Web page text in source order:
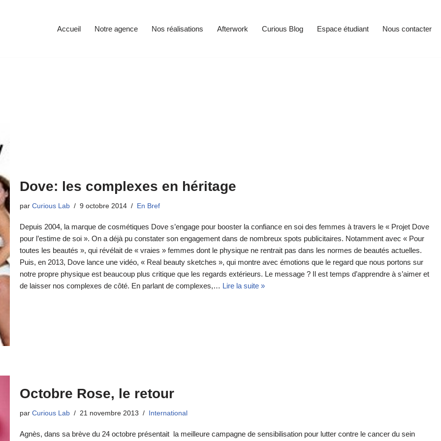
Accueil Notre agence Nos réalisations Afterwork Curious Blog Espace étudiant Nous contacter
Dove: les complexes en héritage
par Curious Lab 9 octobre 2014 En Bref
Depuis 2004, la marque de cosmétiques Dove s’engage pour booster la confiance en soi des femmes à travers le « Projet Dove
pour l’estime de soi ». On a déjà pu constater son engagement dans de nombreux spots publicitaires. Notamment avec « Pour
toutes les beautés », qui révélait de « vraies » femmes dont le physique ne rentrait pas dans les normes de beautés actuelles.
Puis, en 2013, Dove lance une vidéo, « Real beauty sketches », qui montre avec émotions que le regard que nous portons sur
notre propre physique est beaucoup plus critique que les regards extérieurs. Le message ? Il est temps d’apprendre à s’aimer et
de laisser nos complexes de côté. En parlant de complexes,… Lire la suite »
Octobre Rose, le retour
par Curious Lab 21 novembre 2013 International
Agnès, dans sa brève du 24 octobre présentait la meilleure campagne de sensibilisation pour lutter contre le cancer du sein